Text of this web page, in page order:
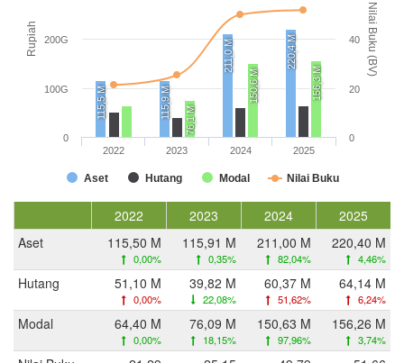
Rupiah Nilai Buku (BV)
115,5 M 115,9 M
211,0 M 220,4 M
76,1 M
150,6 M 156,3 M
Aset Hutang Modal Nilai Buku
2022 2023 2024 2025
0
100G
200G
0
20
40
2022 2023 2024
2025
Aset
115,50 M
0,00%
115,91 M
0,35%
211,00 M
82,04%
220,40 M
4,46%
Hutang 51,10 M
0,00%
39,82 M
22,08%
60,37 M
51,62%
64,14 M
6,24%
Modal 64,40 M
0,00%
76,09 M
18,15%
150,63 M
97,96%
156,26 M
3,74%